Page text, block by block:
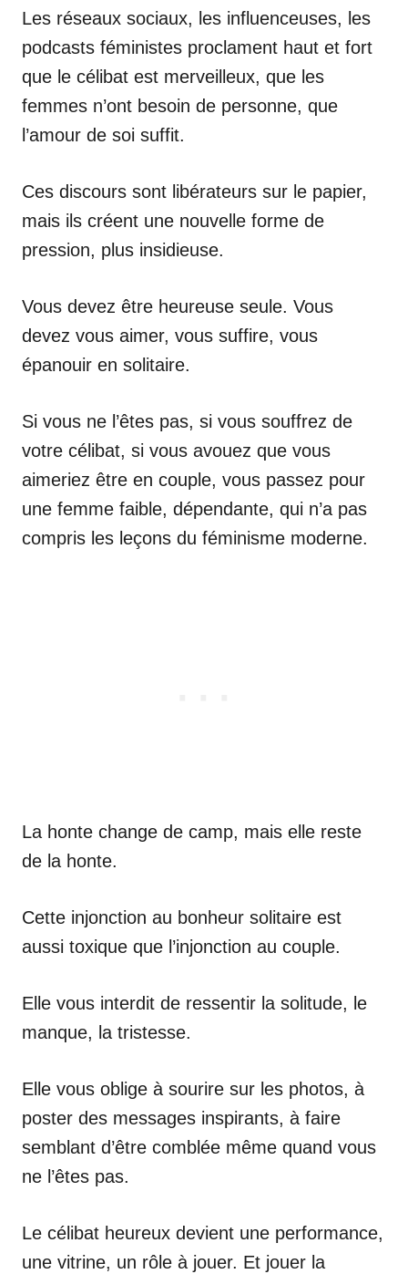
Les réseaux sociaux, les influenceuses, les
podcasts féministes proclament haut et fort
que le célibat est merveilleux, que les
femmes n’ont besoin de personne, que
l’amour de soi suffit.
Ces discours sont libérateurs sur le papier,
mais ils créent une nouvelle forme de
pression, plus insidieuse.
Vous devez être heureuse seule. Vous
devez vous aimer, vous suffire, vous
épanouir en solitaire.
Si vous ne l’êtes pas, si vous souffrez de
votre célibat, si vous avouez que vous
aimeriez être en couple, vous passez pour
une femme faible, dépendante, qui n’a pas
compris les leçons du féminisme moderne.
La honte change de camp, mais elle reste
de la honte.
Cette injonction au bonheur solitaire est
aussi toxique que l’injonction au couple.
Elle vous interdit de ressentir la solitude, le
manque, la tristesse.
Elle vous oblige à sourire sur les photos, à
poster des messages inspirants, à faire
semblant d’être comblée même quand vous
ne l’êtes pas.
Le célibat heureux devient une performance,
une vitrine, un rôle à jouer. Et jouer la